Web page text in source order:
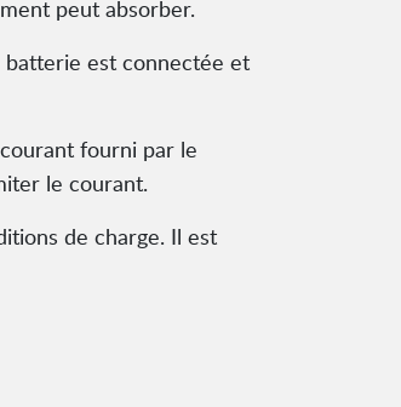
peut absorber.
est connectée et
fourni par le
le courant.
de charge. Il est